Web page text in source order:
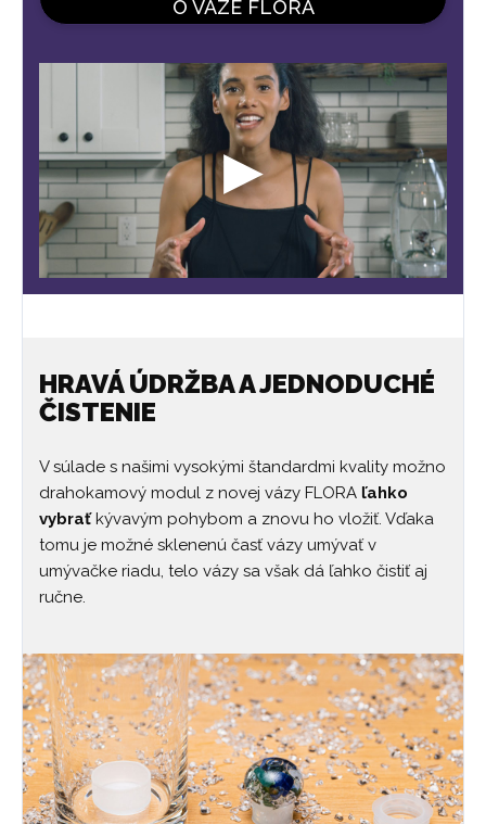
O VÁZE FLÓRA
HRAVÁ ÚDRŽBA A JEDNODUCHÉ
ČISTENIE
V súlade s našimi vysokými štandardmi kvality možno
drahokamový modul z novej vázy FLORA ľahko
vybraťkývavým pohybom a znovu ho vložiť. Vďaka
tomu je možné sklenenú časť vázy umývať v
umývačke riadu, telo vázy sa však dá ľahko čistiť aj
ručne.